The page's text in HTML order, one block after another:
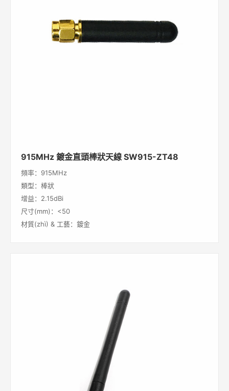
915MHz 鍍金直頭棒狀天線 SW915-ZT48
頻率：915MHz
類型：棒狀
增益：2.15dBi
尺寸(mm)：<50
材質(zhì) & 工藝：鍍金